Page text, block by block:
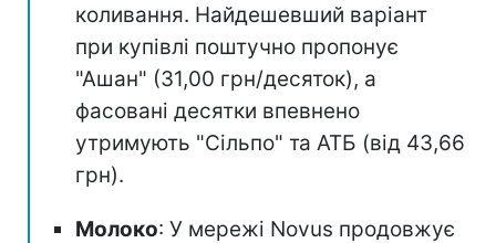
коливання. Найдешевший варіант
при купівлі поштучно пропонує
"Ашан" (31,00 грн/десяток), а
фасовані десятки впевнено
утримують "Сільпо" та АТБ (від 43,66
грн).
Молоко: У мережі Novus продовжує